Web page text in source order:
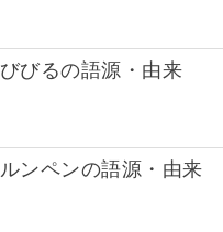
びびるの語源・由来
ルンペンの語源・由来